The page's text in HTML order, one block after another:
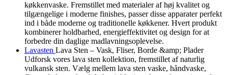
køkkenvaske. Fremstillet med materialer af høj kvalitet og
tilgængelige i moderne finishes, passer disse apparater perfekt
ind i både moderne og traditionelle køkkener. Hvert produkt
kombinerer holdbarhed, energieffektivitet og design for at
forbedre din daglige madlavningsoplevelse.
Lavasten Lava Sten – Vask, Fliser, Borde &amp; Plader
Udforsk vores lava sten kollektion, fremstillet af naturlig
vulkansk sten. Vælg mellem lava sten vaske, håndvaske,